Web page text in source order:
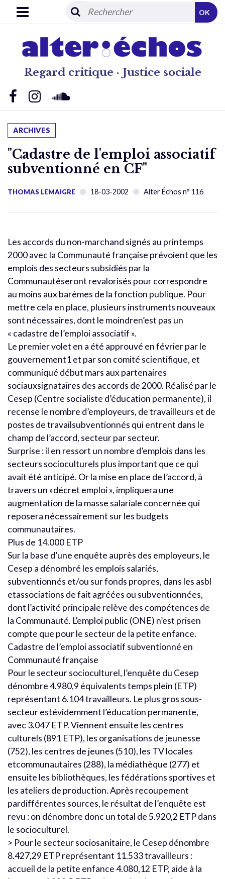
Regard critique · Justice sociale
OK
ARCHIVES
"Cadastre de l'emploi associatif
subventionné en CF"
THOMAS LEMAIGRE 18-03-2002 Alter Échos n° 116
Les accords du non-marchand signés au printemps
2000 avec la Communauté française prévoient que les
emplois des secteurs subsidiés par la
Communautéseront revalorisés pour correspondre
au moins aux barèmes de la fonction publique. Pour
mettre cela en place, plusieurs instruments nouveaux
sont nécessaires, dont le moindren’est pas un
« cadastre de l’emploi associatif ».
Le premier volet en a été approuvé en février par le
gouvernement1 et par son comité scientifique, et
communiqué début mars aux partenaires
sociauxsignataires des accords de 2000. Réalisé par le
Cesep (Centre socialiste d’éducation permanente), il
recense le nombre d’employeurs, de travailleurs et de
postes de travailsubventionnés qui entrent dans le
champ de l’accord, secteur par secteur.
Surprise : il en ressort un nombre d’emplois dans les
secteurs socioculturels plus important que ce qui
avait été anticipé. Or la mise en place de l’accord, à
travers un »décret emploi », impliquera une
augmentation de la masse salariale concernée qui
reposera nécessairement sur les budgets
communautaires.
Plus de 14.000 ETP
Sur la base d’une enquête auprès des employeurs, le
Cesep a dénombré les emplois salariés,
subventionnés et/ou sur fonds propres, dans les asbl
etassociations de fait agréées ou subventionnées,
dont l’activité principale relève des compétences de
la Communauté. L’emploi public (ONE) n’est prisen
compte que pour le secteur de la petite enfance.
Cadastre de l’emploi associatif subventionné en
Communauté française
Pour le secteur socioculturel, l’enquête du Cesep
dénombre 4.980,9 équivalents temps plein (ETP)
représentant 6.104 travailleurs. Le plus gros sous-
secteur estévidemment l’éducation permanente,
avec 3.047 ETP. Viennent ensuite les centres
culturels (891 ETP), les organisations de jeunesse
(752), les centres de jeunes (510), les TV locales
etcommunautaires (288), la médiathèque (277) et
ensuite les bibliothèques, les fédérations sportives et
les ateliers de production. Après recoupement
pardifférentes sources, le résultat de l’enquête est
revu : on dénombre donc un total de 5.920,2 ETP dans
le socioculturel.
> Pour le secteur sociosanitaire, le Cesep dénombre
8.427,29 ETP représentant 11.533 travailleurs :
accueil de la petite enfance 4.080,12 ETP, aide à la